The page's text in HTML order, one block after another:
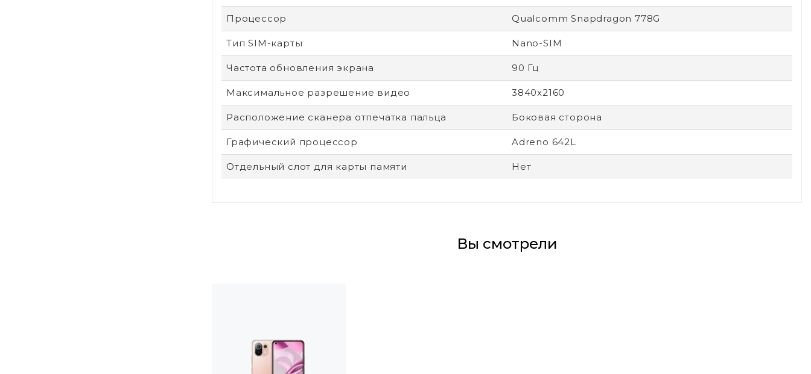
Процессор Qualcomm Snapdragon 778G
Тип SIM-карты Nano-SIM
Частота обновления экрана 90 Гц
Максимальное разрешение видео 3840x2160
Расположение сканера отпечатка пальца Боковая сторона
Графический процессор Adreno 642L
Отдельный слот для карты памяти Нет
Вы смотрели